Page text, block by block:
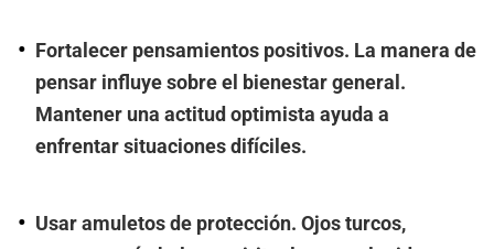
Fortalecer pensamientos positivos. La manera de
pensar influye sobre el bienestar general.
Mantener una actitud optimista ayuda a
enfrentar situaciones difíciles.
Usar amuletos de protección. Ojos turcos,